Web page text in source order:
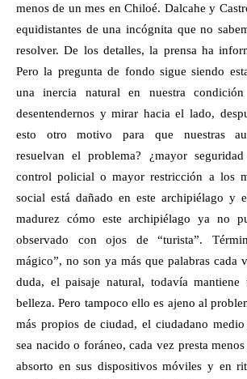
menos de un mes en Chiloé. Dalcahe y
equidistantes de una incógnita que no
resolver. De los detalles, la prensa ha
Pero la pregunta de fondo sigue siendo
una inercia natural en nuestra condición
desentendernos y mirar hacia el lado,
esto otro motivo para que nuestras
resuelvan el problema? ¿mayor
control policial o mayor restricción a los
social está dañado en este archipiélago y
madurez cómo este archipiélago ya no
observado con ojos de “turista”.
mágico”, no son ya más que palabras cada
duda, el paisaje natural, todavía
belleza. Pero tampoco ello es ajeno al
más propios de ciudad, el ciudadano medio
sea nacido o foráneo, cada vez presta
absorto en sus dispositivos móviles y en